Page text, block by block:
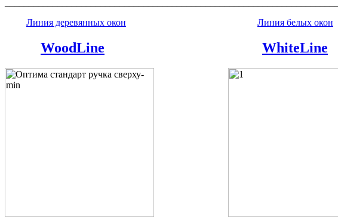
Линия деревянных окон
Линия белых окон
WoodLine WhiteLine